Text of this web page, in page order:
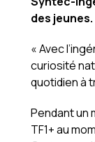
des jeunes.
« Avec
curiosité
quotidien à
Pendant un
TF1+ au